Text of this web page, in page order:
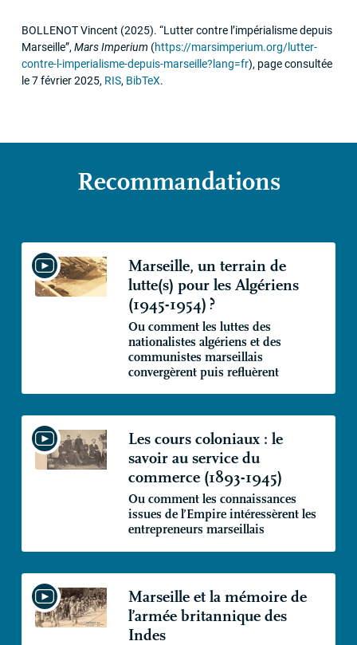
BOLLENOTVincent (2025). “Lutter contre l’impérialisme depuis
Marseille”,Mars Imperium (https://marsimperium.org/lutter-
contre-l-imperialisme-depuis-marseille?lang=fr), page consultée
le 7 février 2025, RIS, BibTeX.
Recommandations
Marseille, un terrain de
lutte(s) pour les Algériens
(1945-1954) ?
Ou comment les luttes des
nationalistes algériens et des
communistes marseillais
convergèrent puis refluèrent
Les cours coloniaux : le
savoir au service du
commerce (1893-1945)
Ou comment les connaissances
issues de l’Empire intéressèrent les
entrepreneurs marseillais
Marseille et la mémoire de
l’armée britannique des
Indes